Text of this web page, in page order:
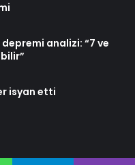
analizi: “7 ve
isyan etti